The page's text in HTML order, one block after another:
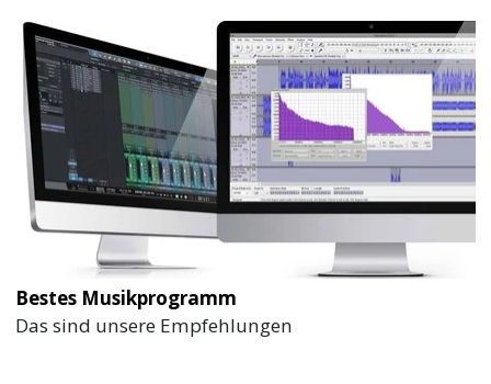
Bestes Musikprogramm
Das sind unsere Empfehlungen